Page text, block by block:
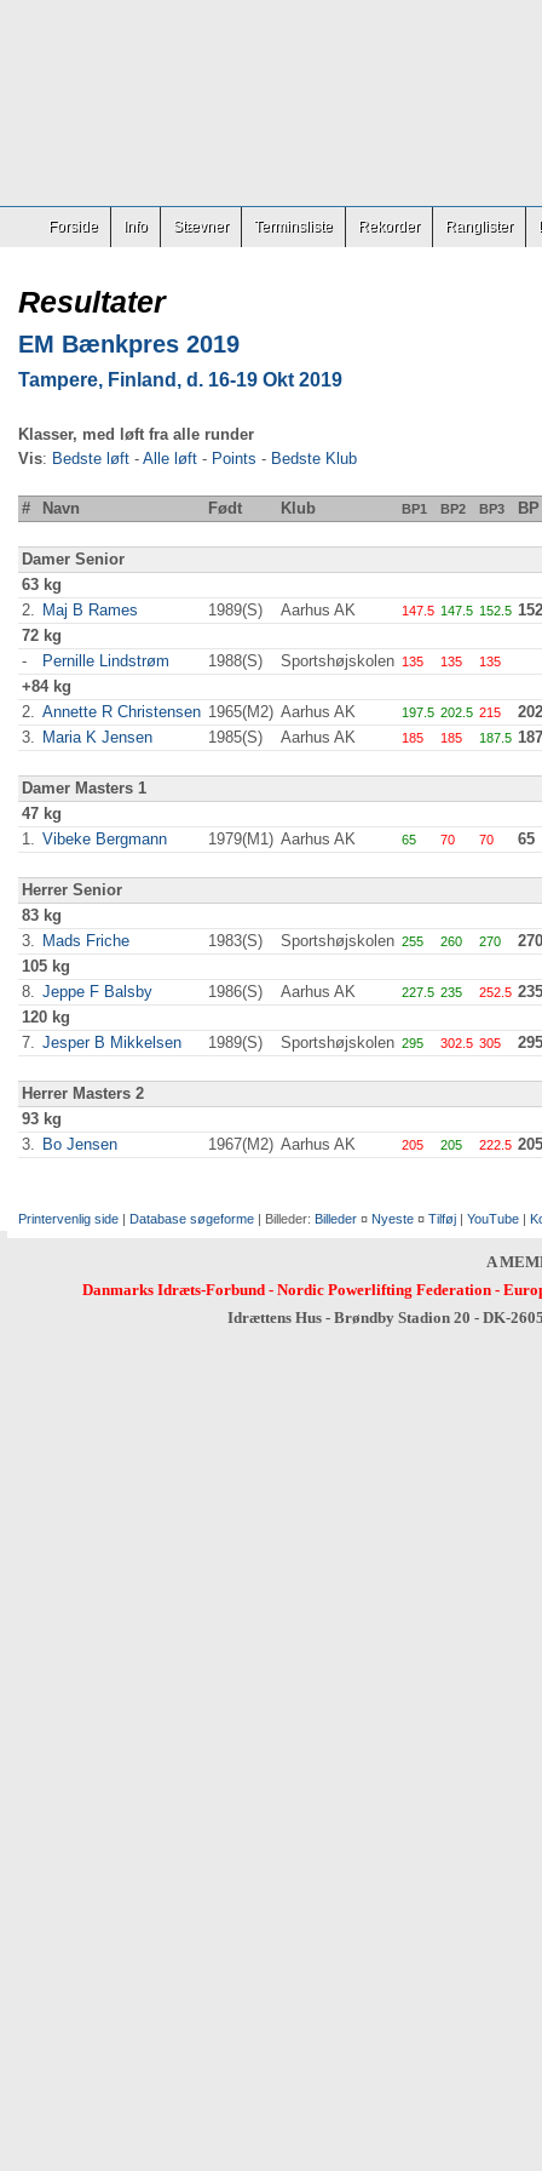
Forside Info Stævner Terminsliste Rekorder Ranglister
Resultater
EM Bænkpres 2019
Tampere, Finland, d. 16-19 Okt 2019
Klasser, med løft fra alle runder
Vis: Bedste løft - Alle løft - Points - Bedste Klub
# Navn Født Klub BP1 BP2 BP3 BP
Damer Senior
63 kg
2. Maj B Rames 1989(S) Aarhus AK 147.5 147.5 152.5
72 kg
-
Pernille Lindstrøm 1988(S) Sportshøjskolen 135 135 135
+84 kg
2. Annette R Christensen 1965(M2) Aarhus AK 197.5 202.5 215
3. Maria K Jensen 1985(S) Aarhus AK 185 185 187.5
Damer Masters 1
47 kg
1. Vibeke Bergmann 1979(M1) Aarhus AK 65 70 70 65
Herrer Senior
83 kg
3. Mads Friche 1983(S) Sportshøjskolen 255 260 270
270
105 kg
8. Jeppe F Balsby 1986(S) Aarhus AK 227.5 235 252.5 235
120 kg
7. Jesper B Mikkelsen 1989(S) Sportshøjskolen 295 302.5 305 295
Herrer Masters 2
93 kg
3. Bo Jensen 1967(M2) Aarhus AK 205 205 222.5 205
Printervenlig side | Database søgeforme | Billeder: Billeder ¤ Nyeste ¤ Tilføj | YouTube |
A
Danmarks Idræts-Forbund- Nordic Powerlifting Federation-
Idrættens Hus - Brøndby Stadion 20 - DK-